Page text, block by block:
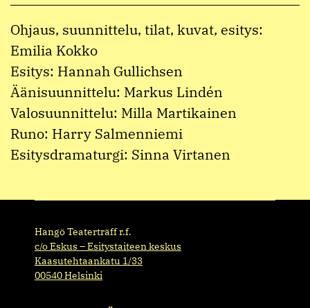
Ohjaus, suunnittelu, tilat, kuvat, esitys:
Emilia Kokko
Esitys: Hannah Gullichsen
Äänisuunnittelu: Markus Lindén
Valosuunnittelu: Milla Martikainen
Runo: Harry Salmenniemi
Esitysdramaturgi: Sinna Virtanen
Hangö Teaterträff r.f.
c/o Eskus – Esitystaiteen keskus
Kaasutehtaankatu 1/33
00540 Helsinki